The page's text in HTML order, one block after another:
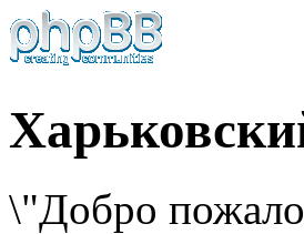
\"Добро